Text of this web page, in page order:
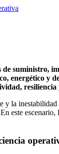
suministro,
energético
resiliencia
la
este